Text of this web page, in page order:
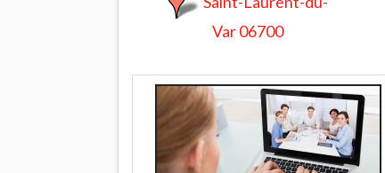
Var 06700